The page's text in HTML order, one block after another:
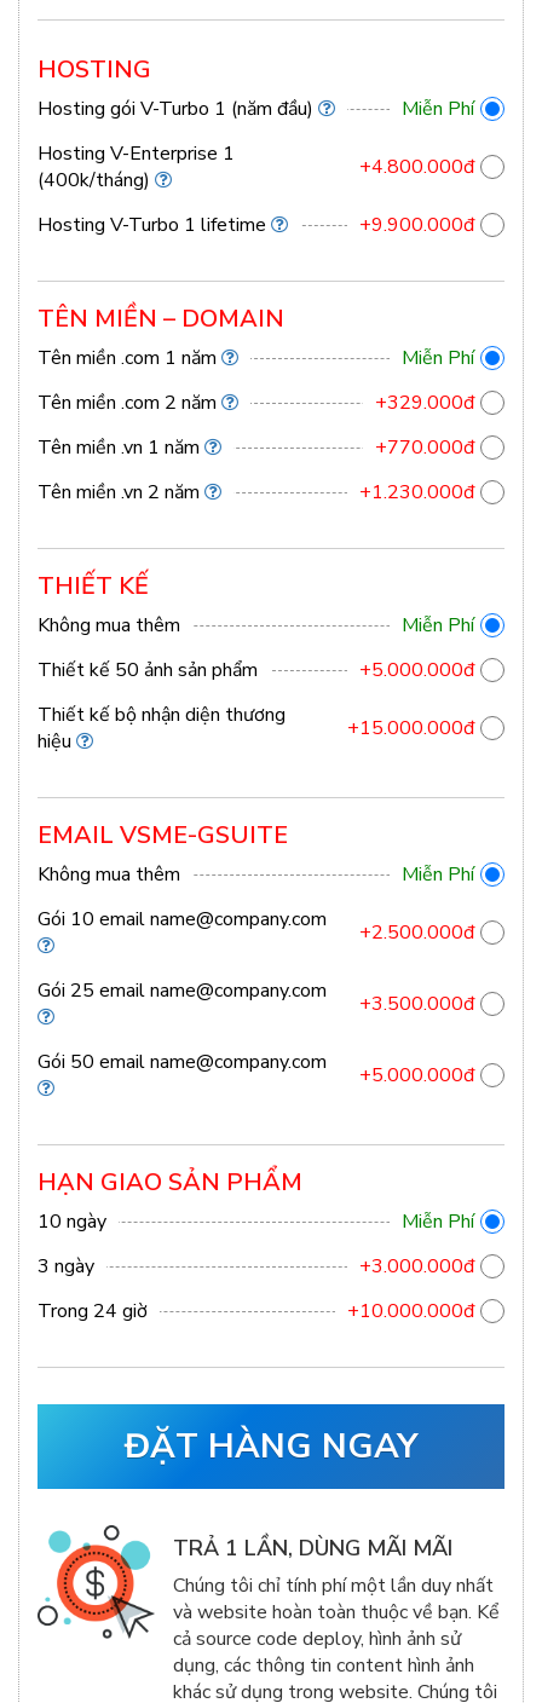
HOSTING
Hosting gói V-Turbo 1 (năm đầu)
Miễn Phí
Hosting V-Enterprise 1
(400k/tháng)
+4.800.000đ
Hosting V-Turbo 1 lifetime +9.900.000đ
TÊN MIỀN – DOMAIN
Tên miền .com 1 năm
Miễn Phí
Tên miền .com 2 năm
+329.000đ
Tên miền .vn 1 năm
+770.000đ
Tên miền .vn 2 năm
+1.230.000đ
THIẾT KẾ
Không mua thêm
Miễn Phí
Thiết kế 50 ảnh sản phẩm
+5.000.000đ
Thiết kế bộ nhận diện thương
hiệu
+15.000.000đ
EMAIL VSME-GSUITE
Không mua thêm
Miễn Phí
Gói 10 emailname@company.com +2.500.000đ
Gói 25 emailname@company.com +3.500.000đ
Gói 50 emailname@company.com +5.000.000đ
HẠN GIAO SẢN PHẨM
10 ngày
Miễn Phí
3 ngày
+3.000.000đ
Trong 24 giờ
+10.000.000đ
ĐẶT HÀNG NGAY
TRẢ 1 LẦN, DÙNG MÃI MÃI
Chúng tôi chỉ tính phí một lần duy nhất
và website hoàn toàn thuộc về bạn. Kể
cả source code deploy, hình ảnh sử
dụng, các thông tin content hình ảnh
khác sử dụng trong website. Chúng tôi